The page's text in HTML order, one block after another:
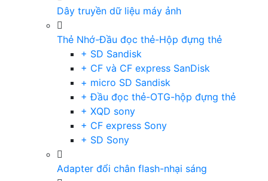
Dây truyền dữ liệu máy ảnh
Thẻ Nhớ-Đầu đọc thẻ-Hộp đựng thẻ
+ SD Sandisk
+ CF và CF express SanDisk
+ micro SD Sandisk
+ Đầu đọc thẻ-OTG-hộp đựng thẻ
+ XQD sony
+ CF express Sony
+ SD Sony
Adapter đổi chân flash-nhại sáng